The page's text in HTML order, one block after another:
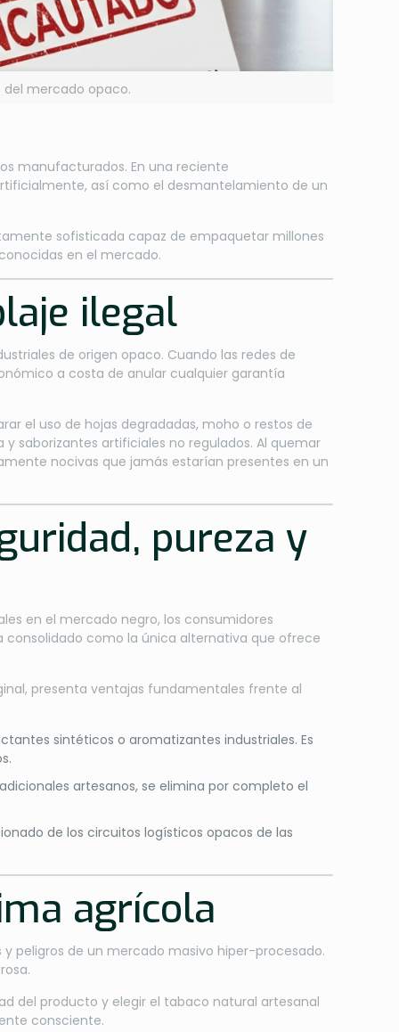
del mercado opaco.
manufacturados. En una reciente
así como el desmantelamiento de un
sofisticada capaz de empaquetar millones
en el mercado.
ilegal
de origen opaco. Cuando las redes de
a costa de anular cualquier garantía
el uso de hojas degradadas, moho o restos de
saborizantes artificiales no regulados. Al quemar
nocivas que jamás estarían presentes en un
pureza y
en el mercado negro, los consumidores
consolidado como la única alternativa que ofrece
presenta ventajas fundamentales frente al
sintéticos o aromatizantes industriales. Es
artesanos, se elimina por completo el
de los circuitos logísticos opacos de las
agrícola
peligros de un mercado masivo hiper-procesado.
del producto y elegir el tabaco natural artesanal
consciente.